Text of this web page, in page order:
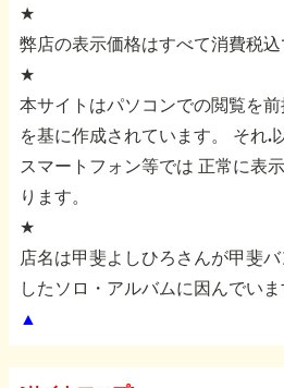
★
弊店の表示価格はすべて消費税込
★
本サイトはパソコンでの閲覧を前
を基に作成されています。
それ.
スマートフォン等では 正常に表
ります。
★
店名は甲斐よしひろさんが甲斐バ
したソロ・アルバムに因んでいま
▲